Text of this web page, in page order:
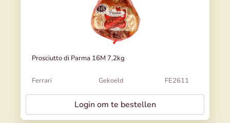
Prosciutto di Parma 16M 7,2kg
Ferrari Gekoeld FE2611
Login om te bestellen